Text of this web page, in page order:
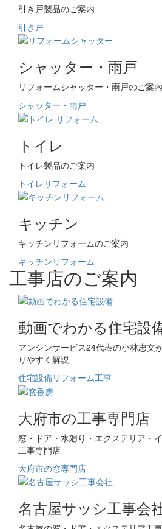
引き戸製品のご案内
引き戸
シャッター・雨戸
リフォームシャッター・雨戸のご案内
シャッター・雨戸
トイレ
トイレ製品のご案内
トイレリフォーム
キッチン
キッチンリフォームのご案内
キッチンリフォーム
工事店のご案内
動画でわかる住宅設
アンシンサービス24代表の小林忠文
りやすく解説
住宅設備リフォーム工事
大府市の工事専門店
窓・ドア・水廻り・エクステリア・
工事専門店
大府市の窓専門店
名古屋サッシ工事会